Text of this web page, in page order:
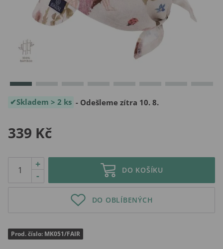
Skladem > 2 ks - Odešleme zítra 10. 8.
339 Kč
-
+
DO KOŠÍKU
DO OBLÍBENÝCH
Prod. číslo: MK051/FAIR